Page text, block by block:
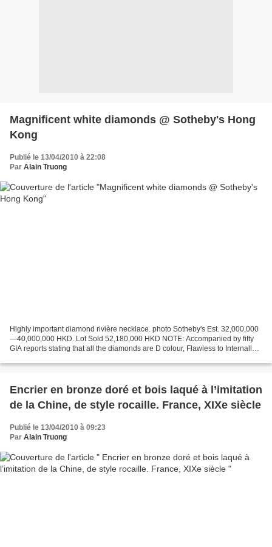
Magnificent white diamonds @ Sotheby's Hong
Kong
Publié le 13/04/2010 à 22:08
Par Alain Truong
Highly important diamond rivière necklace. photo Sotheby's Est. 32,000,000
—40,000,000 HKD. Lot Sold 52,180,000 HKD NOTE: Accompanied by fifty
GIA reports stating that all the diamonds are D colour, Flawless to Internally
Encrier en bronze doré et bois laqué à l’imitation
de la Chine, de style rocaille. France, XIXe siècle
Publié le 13/04/2010 à 09:23
Par Alain Truong